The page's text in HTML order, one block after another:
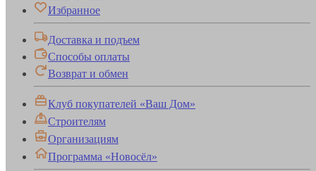
Избранное
Доставка и подъем
Способы оплаты
Возврат и обмен
Клуб покупателей «Ваш Дом»
Строителям
Организациям
Программа «Новосёл»